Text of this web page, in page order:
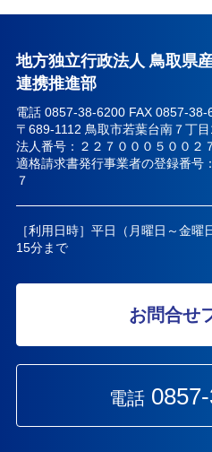
地方独立行政法人 鳥取県
連携推進部
電話 0857-38-6200 FAX 0857-38-
〒689-1112 鳥取市若葉台南７丁目
法人番号：２２７０００５００２
適格請求書発行事業者の登録番号
７
［利用日時］平日（月曜日～金
15分まで
お問合せ
電話0857-